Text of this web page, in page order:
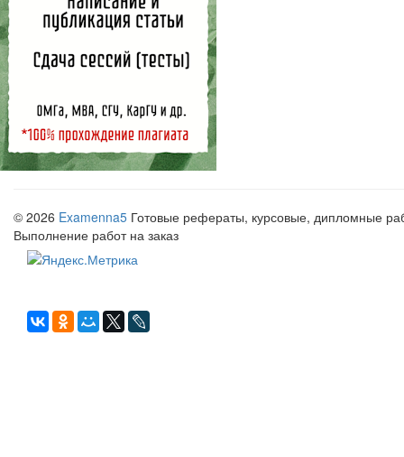
© 2026 Examenna5 Готовые рефераты, курсовые, дипломные
Выполнение работ на заказ